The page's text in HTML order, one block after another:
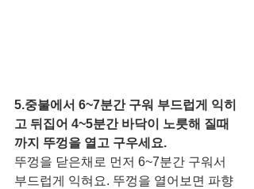
5.중불에서 6~7분간 구워 부드럽게 익히
고 뒤집어 4~5분간 바닥이 노릇해 질때
까지 뚜껑을 열고 구우세요.
뚜껑을 닫은채로 먼저 6~7분간 구워서
부드럽게 익혀요. 뚜껑을 열어보면 파향